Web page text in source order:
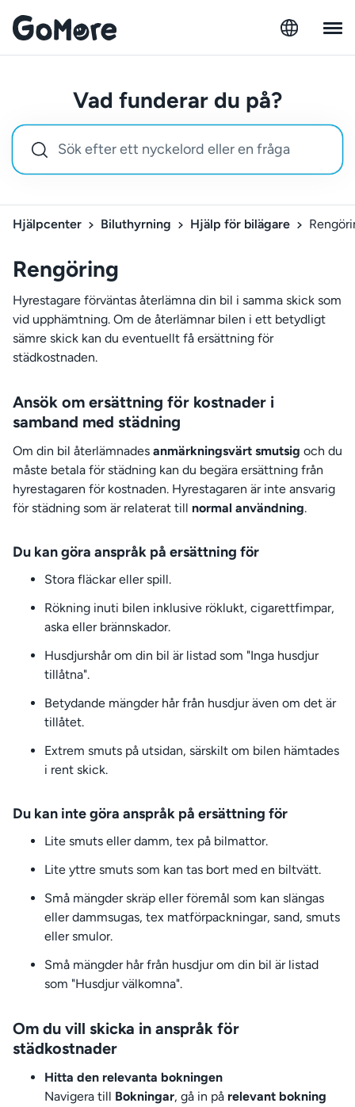
Vad funderar du på?
Hjälpcenter Biluthyrning Hjälp för bilägare
Rengöring
Hyrestagare förväntas återlämna din bil i samma skick som
vid upphämtning. Om de återlämnar bilen i ett betydligt
sämre skick kan du eventuellt få ersättning för
städkostnaden.
Ansök om ersättning för kostnader i
samband med städning
Om din bil återlämnades anmärkningsvärt smutsig och du
måste betala för städning kan du begära ersättning från
hyrestagaren för kostnaden. Hyrestagaren är inte ansvarig
för städning som är relaterat till normal användning.
Du kan göra anspråk på ersättning för
Stora fläckar eller spill.
Rökning inuti bilen inklusive röklukt, cigarettfimpar,
aska eller brännskador.
Husdjurshår om din bil är listad som "Inga husdjur
tillåtna".
Betydande mängder hår från husdjur även om det är
tillåtet.
Extrem smuts på utsidan, särskilt om bilen hämtades
i rent skick.
Du kan inte göra anspråk på ersättning för
Lite smuts eller damm, tex på bilmattor.
Lite yttre smuts som kan tas bort med en biltvätt.
Små mängder skräp eller föremål som kan slängas
eller dammsugas, tex matförpackningar, sand, smuts
eller smulor.
Små mängder hår från husdjur om din bil är listad
som "Husdjur välkomna".
Om du vill skicka in anspråk för
städkostnader
Hitta den relevanta bokningen
Navigera till Bokningar, gå in på relevant bokning